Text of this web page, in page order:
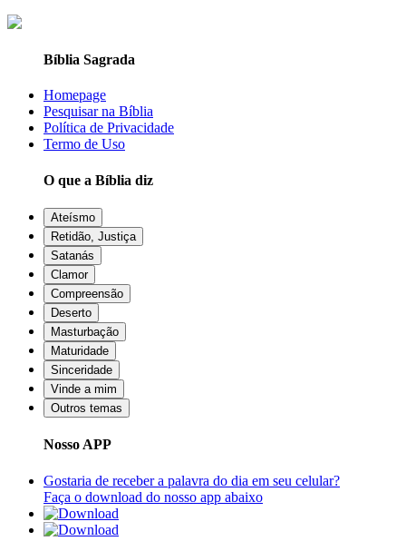
Bíblia Sagrada
Homepage
Pesquisar na Bíblia
Política de Privacidade
Termo de Uso
O que a Bíblia diz
Ateísmo
Retidão, Justiça
Satanás
Clamor
Compreensão
Deserto
Masturbação
Maturidade
Sinceridade
Vinde a mim
Outros temas
Nosso APP
Gostaria de receber a palavra do dia em seu celular?
Faça o download do nosso app abaixo